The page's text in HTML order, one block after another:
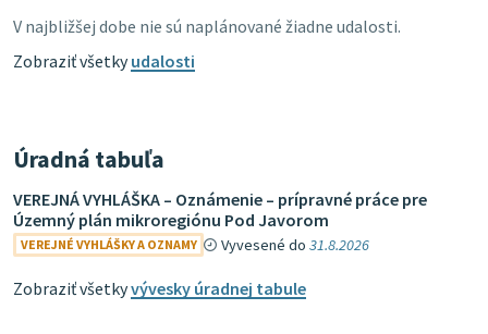
V najbližšej dobe nie sú naplánované žiadne udalosti.
Zobraziť všetkyudalosti
Úradná tabuľa
VEREJNÁ VYHLÁŠKA – Oznámenie – prípravné práce pre
Územný plán mikroregiónu Pod Javorom
VEREJNÉ VYHLÁŠKY A OZNAMY Vyvesené do31.8.2026
Zobraziť všetkyvývesky úradnej tabule